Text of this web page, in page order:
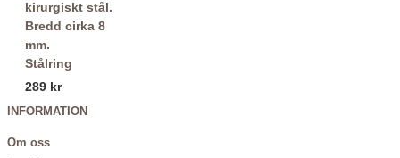
Stålring
289 kr
INFORMATION
Om oss